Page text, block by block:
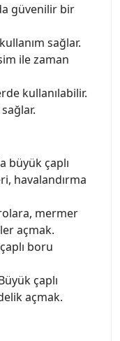
güvenilir bir
sağlar.
ile zaman
kullanılabilir.
büyük çaplı
havalandırma
mermer
açmak.
boru
çaplı
açmak.